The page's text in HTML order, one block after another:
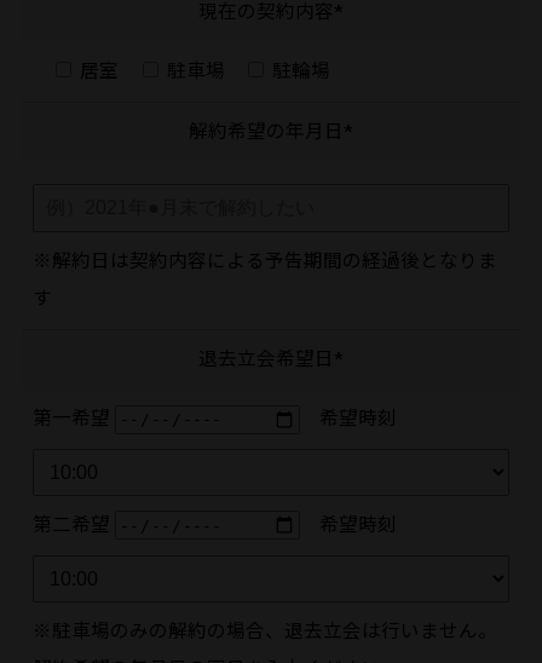
現在の契約内容*
居室 駐車場 駐輪場
解約希望の年月日*
※解約日は契約内容による予告期間の経過後となりま
す
退去立会希望日*
第一希望 希望時刻
第二希望 希望時刻
※駐車場のみの解約の場合、退去立会は行いません。